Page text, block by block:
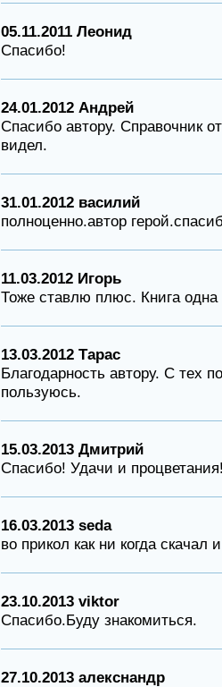
05.11.2011 Леонид
Спасибо!
24.01.2012 Андрей
Спасибо автору. Справочник
видел.
31.01.2012 василий
полноценно.автор
11.03.2012 Игорь
Тоже ставлю плюс. Книга
13.03.2012 Тарас
Благодарность автору. С тех
пользуюсь.
15.03.2013 Дмитрий
Спасибо! Удачи и
16.03.2013 seda
во прикол как ни когда
23.10.2013 viktor
Спасибо.Буду знакомиться.
27.10.2013 алекснандр